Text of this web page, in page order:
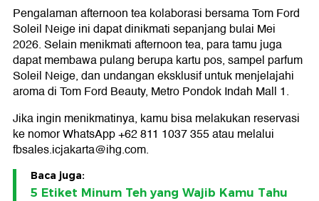
Pengalaman afternoon tea kolaborasi bersama Tom Ford
Soleil Neige ini dapat dinikmati sepanjang bulai Mei
2026. Selain menikmati afternoon tea, para tamu juga
dapat membawa pulang berupa kartu pos, sampel parfum
Soleil Neige, dan undangan eksklusif untuk menjelajahi
aroma di Tom Ford Beauty, Metro Pondok Indah Mall 1.
Jika ingin menikmatinya, kamu bisa melakukan reservasi
ke nomor WhatsApp +62 811 1037 355 atau melalui
fbsales.icjakarta@ihg.com.
Baca juga:
5 Etiket Minum Teh yang Wajib Kamu Tahu